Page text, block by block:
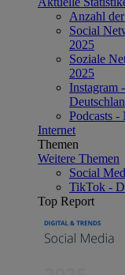
Anzahl
Social
2025
Soziale
2025
Instagram
Podcasts
Internet
Themen
Weitere Themen
Social
TikTok -
Top Report